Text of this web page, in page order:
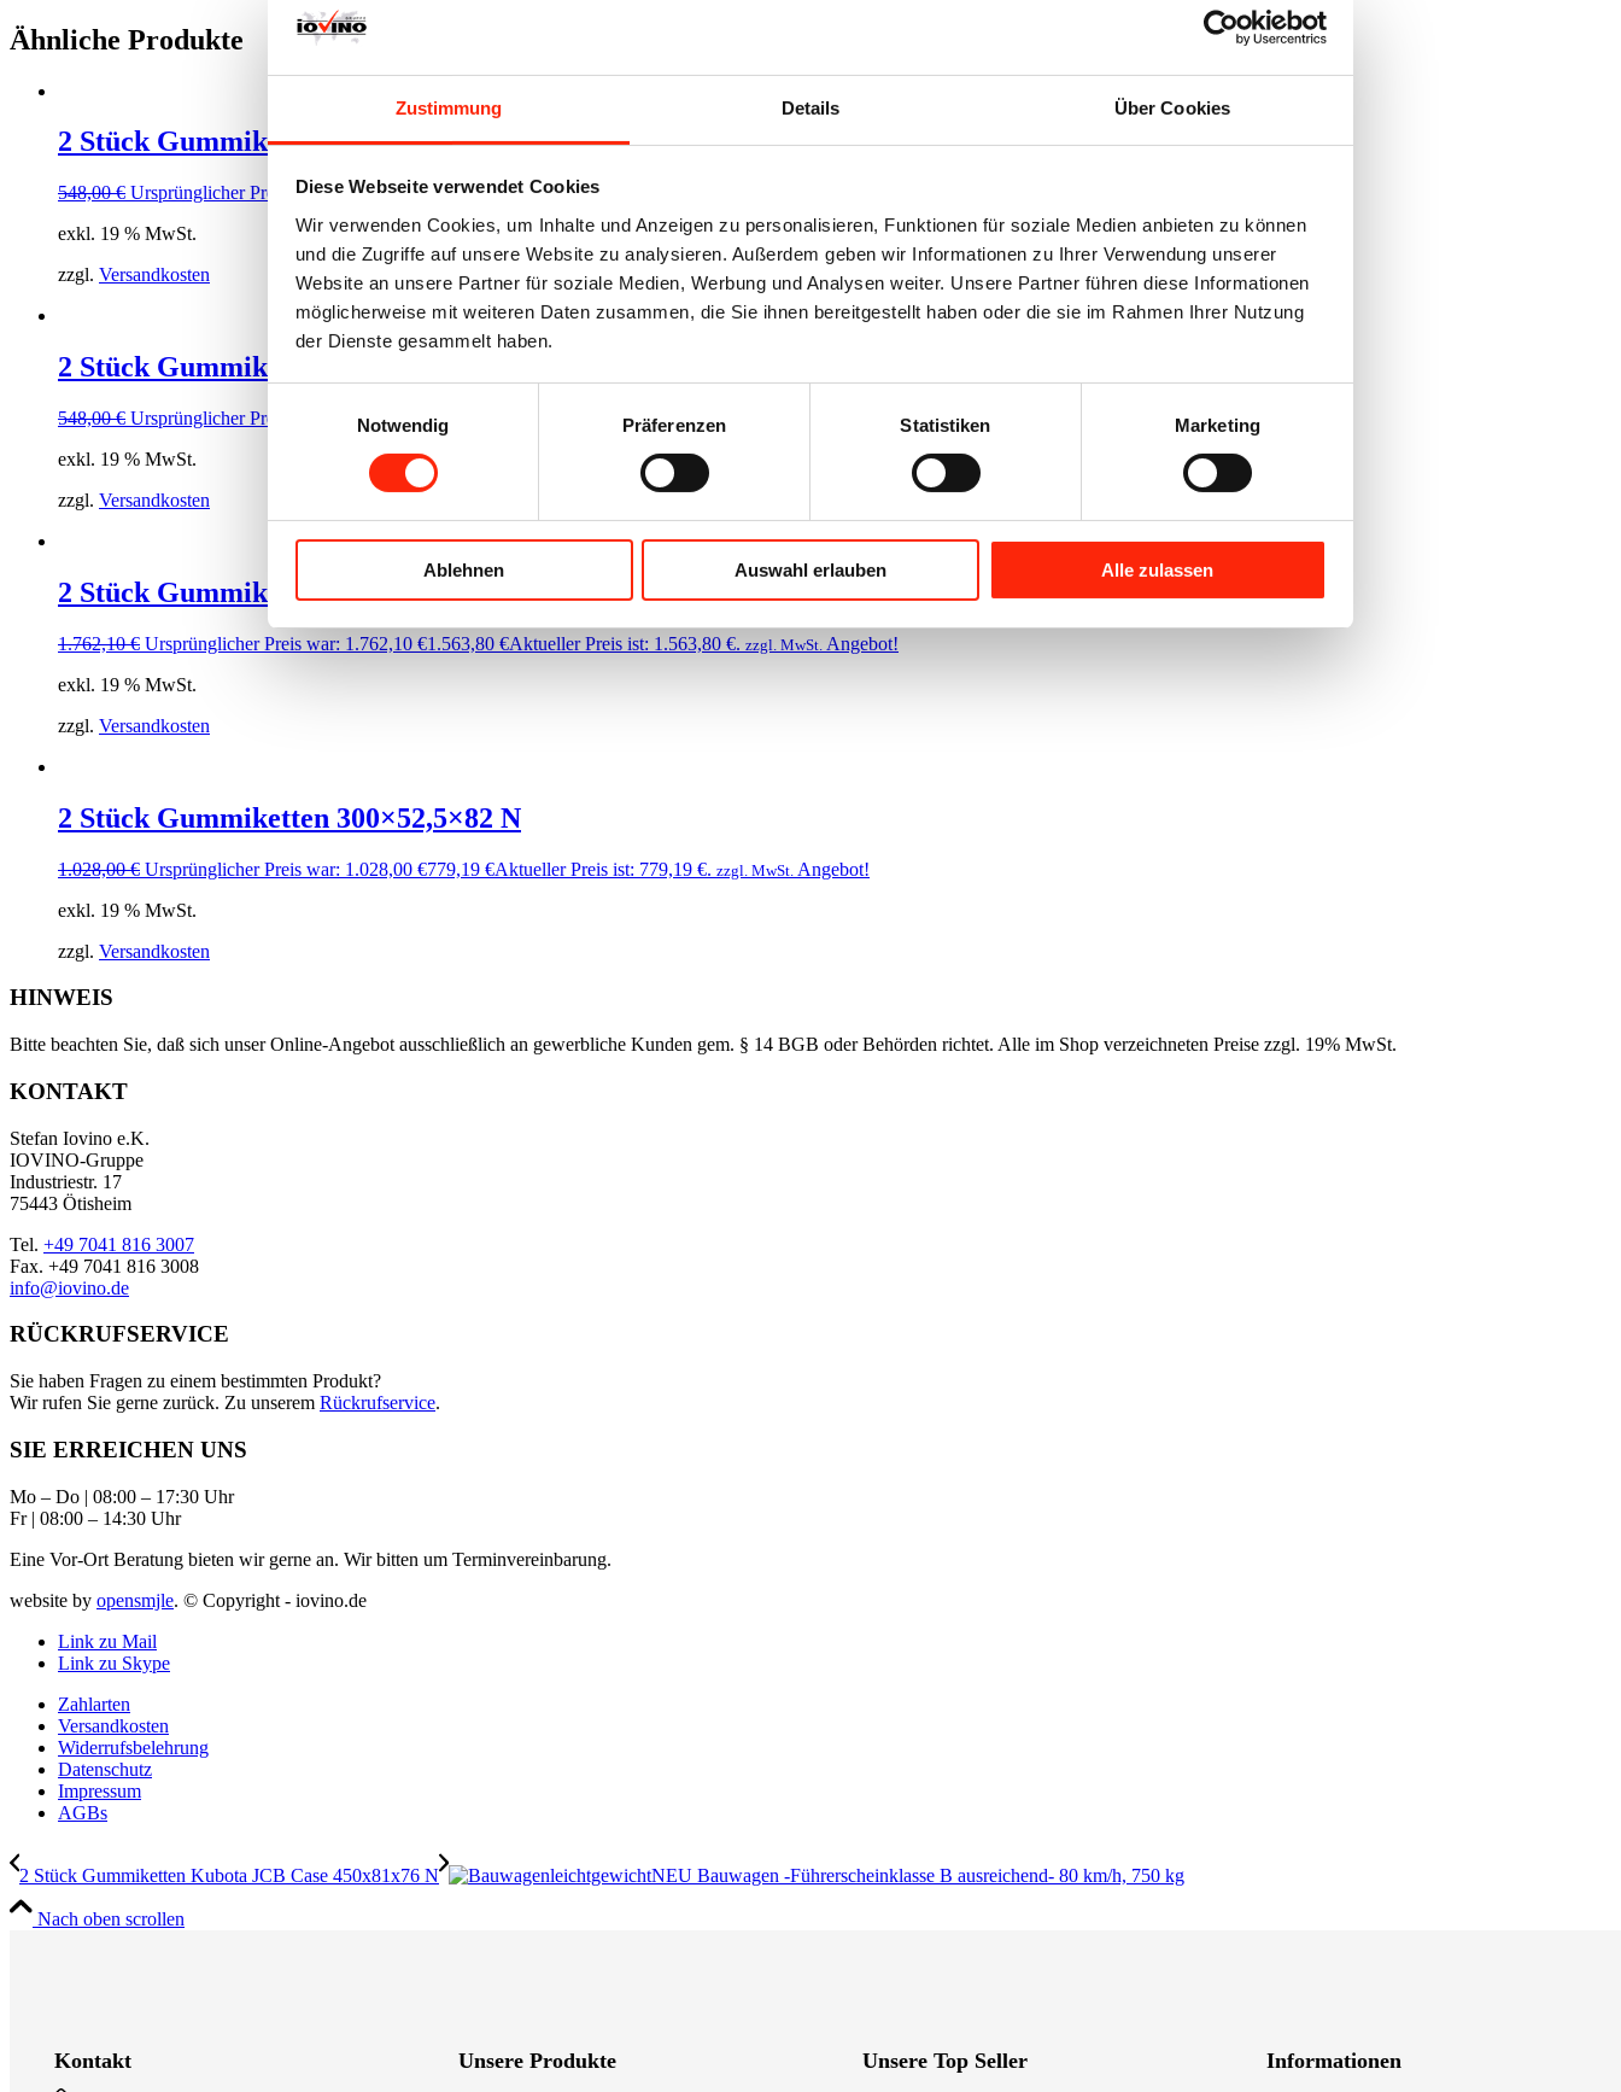
Zustimmung Details Über Cookies
Diese Webseite verwendet Cookies
Wir verwenden Cookies, um Inhalte und Anzeigen zu personalisieren, Funktionen für soziale Medien anbieten zu können
und die Zugriffe auf unsere Website zu analysieren. Außerdem geben wir Informationen zu Ihrer Verwendung unserer
Website an unsere Partner für soziale Medien, Werbung und Analysen weiter. Unsere Partner führen diese Informationen
möglicherweise mit weiteren Daten zusammen, die Sie ihnen bereitgestellt haben oder die sie im Rahmen Ihrer Nutzung
der Dienste gesammelt haben.
Notwendig
Präferenzen Statistiken Marketing
Ablehnen Auswahl erlauben Alle zulassen
Ähnliche Produkte
2 Stück Gummiketten 230x48x70
548,00€ Ursprünglicher Preis war: 548,00 €375,40€Aktueller Preis ist: 375,40 €.
exkl. 19 % MwSt.
zzgl. Versandkosten
2 Stück Gummiketten 230x48x68 für Takeuchi TB016, TB117, TB215, TB216
548,00€ Ursprünglicher Preis war: 548,00 €410,26 Aktueller Preis ist: 410,26 €. zzgl. MwSt.
exkl. 19 % MwSt.
zzgl. Versandkosten
2 Stück Gummiketten 400×72,5×72 W
1.762,10€ Ursprünglicher Preis war: 1.762,10 €1.563,80 €Aktueller Preis ist: 1.563,80 €. zzgl. MwSt. Angebot!
exkl. 19 % MwSt.
zzgl. Versandkosten
2 Stück Gummiketten 300×52,5×82 N
1.028,00€ Ursprünglicher Preis war: 1.028,00 €779,19 €Aktueller Preis ist: 779,19 €. zzgl. MwSt. Angebot!
exkl. 19 % MwSt.
zzgl. Versandkosten
HINWEIS
Bitte beachten Sie, daß sich unser Online-Angebot ausschließlich an gewerbliche Kunden gem. § 14 BGB oder Behörden richtet. Alle im Shop verzeichneten Preise zzgl. 19% MwSt.
KONTAKT
Stefan Iovino e.K.
IOVINO-Gruppe
Industriestr. 17
75443 Ötisheim
Tel. +49 7041 816 3007
Fax. +49 7041 816 3008
info@iovino.de
RÜCKRUFSERVICE
Sie haben Fragen zu einem bestimmten Produkt?
Wir rufen Sie gerne zurück. Zu unserem Rückrufservice.
SIE ERREICHEN UNS
Mo – Do | 08:00 – 17:30 Uhr
Fr | 08:00 – 14:30 Uhr
Eine Vor-Ort Beratung bieten wir gerne an. Wir bitten um Terminvereinbarung.
website by opensmjle. © Copyright - iovino.de
Link zu Mail
Link zu Skype
Zahlarten
Versandkosten
Widerrufsbelehrung
Datenschutz
Impressum
AGBs
2 Stück Gummiketten Kubota JCB Case 450x81x76 N NEU Bauwagen -Führerscheinklasse B ausreichend- 80 km/h, 750 kg
Nach oben scrollen
Kontakt Unsere Produkte Unsere Top Seller Informationen